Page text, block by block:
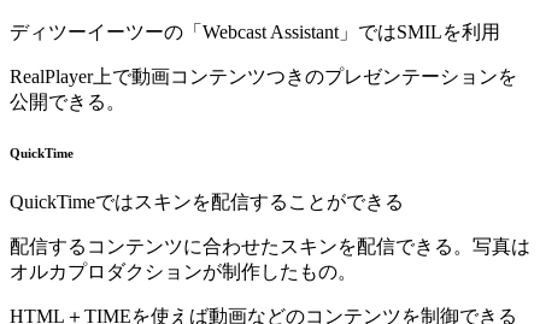
ディツーイーツーの「Webcast Assistant」ではSMILを利用
RealPlayer上で動画コンテンツつきのプレゼンテーションを
公開できる。
QuickTime
QuickTimeではスキンを配信することができる
配信するコンテンツに合わせたスキンを配信できる。写真は
オルカプロダクションが制作したもの。
HTML＋TIMEを使えば動画などのコンテンツを制御できる